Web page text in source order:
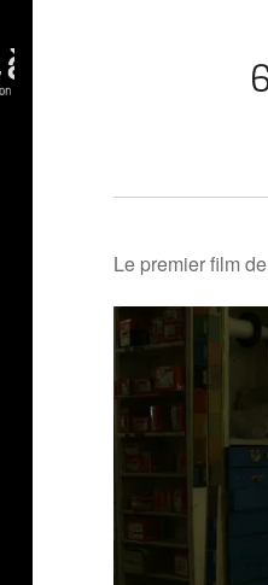
Le premier film